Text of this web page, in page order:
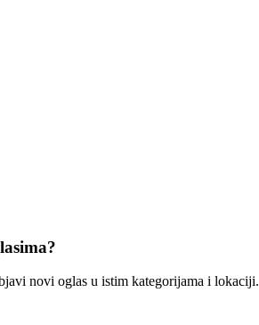
novi oglas u istim kategorijama i lokaciji.